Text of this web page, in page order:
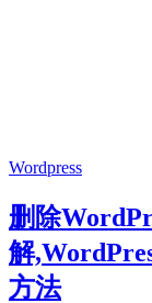
Wordpress
删除
解
方法